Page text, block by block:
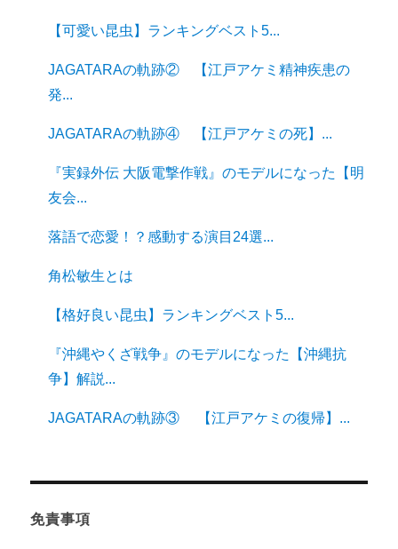
【可愛い昆虫】ランキングベスト5...
JAGATARAの軌跡② 【江戸アケミ精神疾患の
発...
JAGATARAの軌跡④ 【江戸アケミの死】...
『実録外伝 大阪電撃作戦』のモデルになった【明
友会...
落語で恋愛！？感動する演目24選...
角松敏生とは
【格好良い昆虫】ランキングベスト5...
『沖縄やくざ戦争』のモデルになった【沖縄抗
争】解説...
JAGATARAの軌跡③ 【江戸アケミの復帰】...
免責事項